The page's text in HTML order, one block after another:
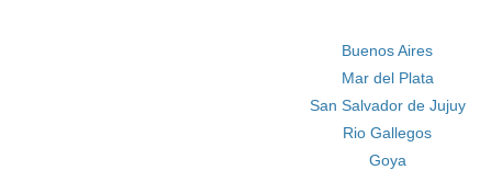
Buenos Aires
Mar del Plata
San Salvador de Jujuy
Rio Gallegos
Goya